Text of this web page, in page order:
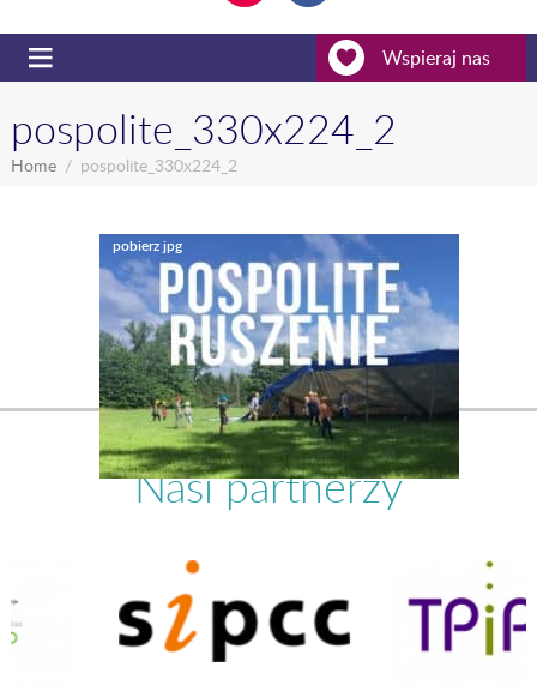
Wspieraj nas
pospolite_330x224_2
Home pospolite_330x224_2
Nasi partnerzy